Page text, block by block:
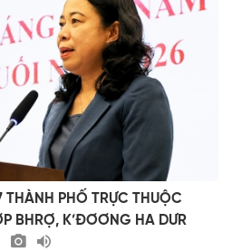
THÀNH PHỐ TRỰC THUỘC
BHRỢ, K’ĐƠƠNG HA DƯR